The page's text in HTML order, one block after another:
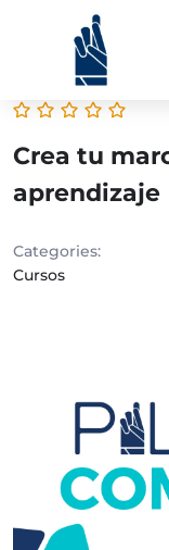
Crea tu
aprendizaje
Categories:
Cursos